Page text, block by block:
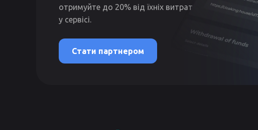
отримуйте до 20% від їхніх витрат
у сервісі.
Стати партнером